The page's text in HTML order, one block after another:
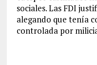
sociales. Las FDI
alegando que tenía
controlada por